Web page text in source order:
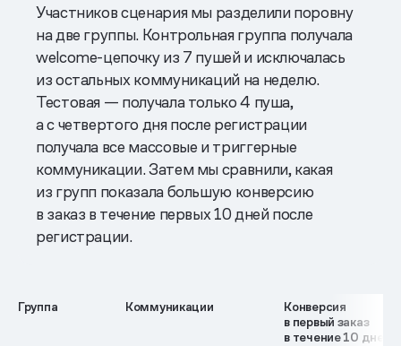
Участников сценария мы разделили поровну
на две группы. Контрольная группа получала
welcome-цепочку из 7 пушей и исключалась
из остальных коммуникаций на неделю.
Тестовая — получала только 4 пуша,
а с четвертого дня после регистрации
получала все массовые и триггерные
коммуникации. Затем мы сравнили, какая
из групп показала большую конверсию
в заказ в течение первых 10 дней после
регистрации.
Группа Коммуникации
Конверсия
в первый заказ
в течение 10 дней